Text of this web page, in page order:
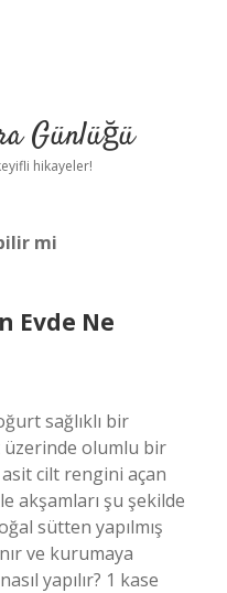
Günlüğü
hikayeler!
mi
Evde Ne
sağlıklı bir
üzerinde olumlu bir
cilt rengini açan
akşamları şu şekilde
sütten yapılmış
ve kurumaya
yapılır? 1 kase